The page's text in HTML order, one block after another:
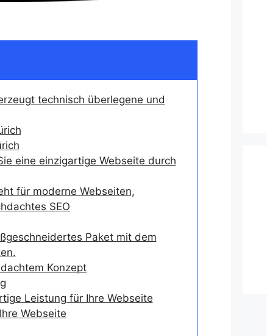
technisch überlegene und
eine einzigartige Webseite durch
für moderne Webseiten,
SEO
Paket mit dem
Konzept
Leistung für Ihre Webseite
Webseite